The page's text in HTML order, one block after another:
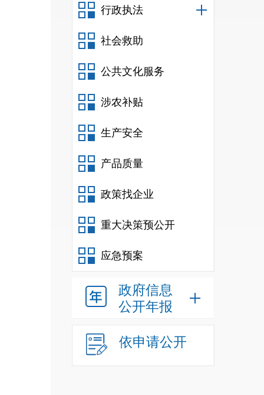
行政执法
社会救助
公共文化服务
涉农补贴
生产安全
产品质量
政策找企业
重大决策预公开
应急预案
政府信息
公开年报
依申请公开